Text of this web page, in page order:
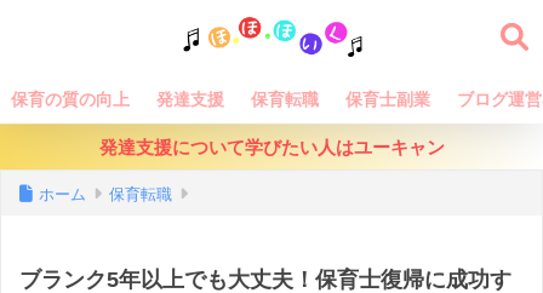
保育の質の向上 発達支援 保育転職 保育士副業 ブログ運
発達支援について学びたい人はユーキャン
ホーム 保育転職
ブランク5年以上でも大丈夫！保育士復帰に成功す